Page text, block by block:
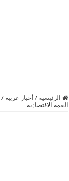
الرئيسية / أخبار عربية /
القمة الاقتصادية